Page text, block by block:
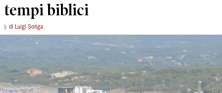
tempi biblici
di Luigi Soriga